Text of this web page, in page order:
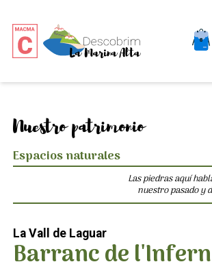
Nuestro patrimonio
Espacios naturales
Las piedras aquí
nuestro pasado y
La Vall de Laguar